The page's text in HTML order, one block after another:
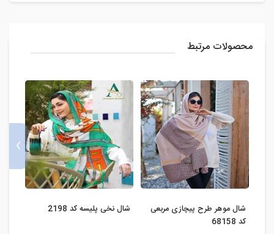
محصولات مرتبط
شال موهر طرح پیچازی مربعی
کد 68158
شال نخی پلیسه کد 2198
›